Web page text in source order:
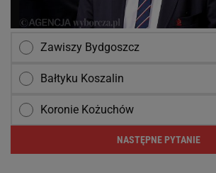
Zawiszy Bydgoszcz
Bałtyku Koszalin
Koronie Kożuchów
NASTĘPNE PYTANIE